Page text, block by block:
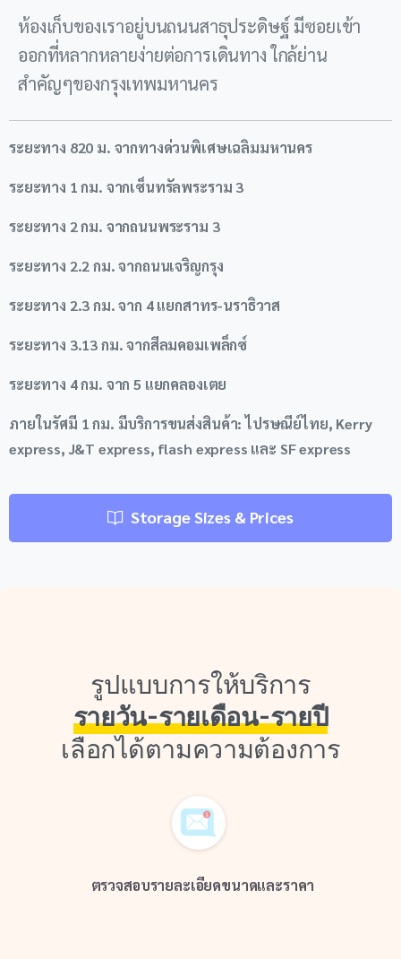
ห้องเก็บของเราอยู่บนถนนสาธุประดิษฐ์ มีซอยเข้า
ออกที่หลากหลายง่ายต่อการเดินทาง ใกล้ย่าน
สำคัญๆของกรุงเทพมหานคร
ระยะทาง 820 ม. จากทางด่วนพิเศษเฉลิมมหานคร
ระยะทาง 1 กม. จากเซ็นทรัลพระราม 3
ระยะทาง 2 กม. จากถนนพระราม 3
ระยะทาง 2.2 กม. จากถนนเจริญกรุง
ระยะทาง 2.3 กม. จาก 4 แยกสาทร-นราธิวาส
ระยะทาง 3.13 กม. จากสีลมคอมเพล็กซ์
ระยะทาง 4 กม. จาก 5 แยกคลองเตย
ภายในรัศมี 1 กม. มีบริการขนส่งสินค้า: ไปรษณีย์ไทย, Kerry
express, J&T express, flash express และ SF express
Storage Sizes & Prices
รูปแบบการให้บริการ
รายวัน-รายเดือน-รายปี
เลือกได้ตามความต้องการ
ตรวจสอบรายละเอียดขนาดและราคา